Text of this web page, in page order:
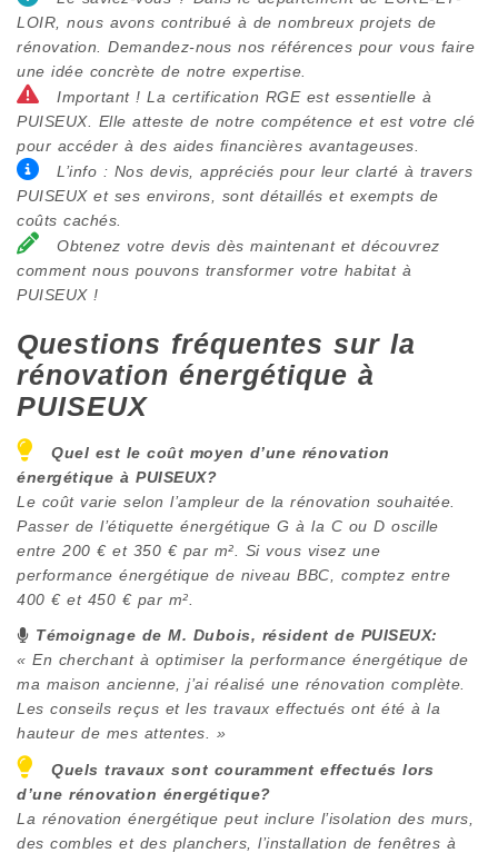
LOIR, nous avons contribué à de nombreux projets de
rénovation. Demandez-nous nos références pour vous faire
une idée concrète de notre expertise.
Important ! La certification RGE est essentielle à
PUISEUX. Elle atteste de notre compétence et est votre clé
pour accéder à des aides financières avantageuses.
L’info : Nos devis, appréciés pour leur clarté à travers
PUISEUX et ses environs, sont détaillés et exempts de
coûts cachés.
Obtenez votre devis dès maintenant et découvrez
comment nous pouvons transformer votre habitat à
PUISEUX !
Questions fréquentes sur la
rénovation énergétique à
PUISEUX
Quel est le coût moyen d’une rénovation
énergétique à PUISEUX?
Le coût varie selon l’ampleur de la rénovation souhaitée.
Passer de l’étiquette énergétique G à la C ou D oscille
entre 200 € et 350 € par m². Si vous visez une
performance énergétique de niveau BBC, comptez entre
400 € et 450 € par m².
Témoignage de M. Dubois, résident de PUISEUX:
« En cherchant à optimiser la performance énergétique de
ma maison ancienne, j’ai réalisé une rénovation complète.
Les conseils reçus et les travaux effectués ont été à la
hauteur de mes attentes. »
Quels travaux sont couramment effectués lors
d’une rénovation énergétique?
La rénovation énergétique peut inclure l’isolation des murs,
des combles et des planchers, l’installation de fenêtres à